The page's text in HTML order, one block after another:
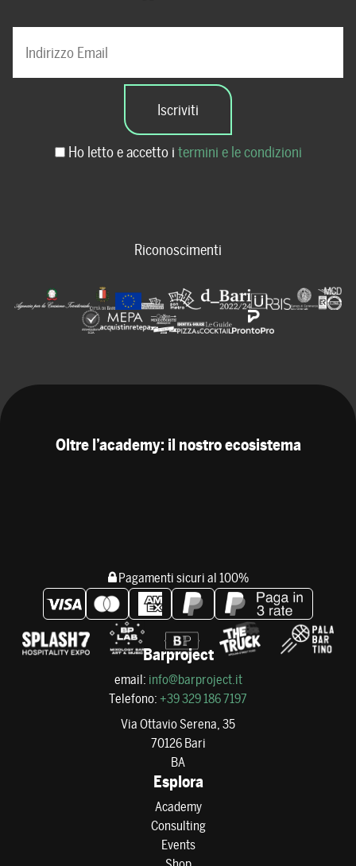
Ho letto e accetto i termini e le condizioni
Riconoscimenti
Oltre l’academy: il nostro ecosistema
Pagamenti sicuri al 100%
Barproject
email: info@barproject.it
Telefono: +39 329 186 7197
Via Ottavio Serena, 35
70126 Bari
BA
Esplora
Academy
Consulting
Events